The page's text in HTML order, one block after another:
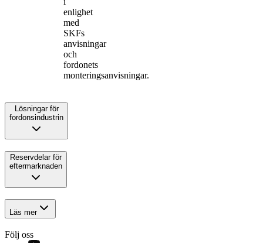
enlighet
med
SKFs
anvisningar
och
fordonets
monteringsanvisningar.
Lösningar för
fordonsindustrin
Reservdelar för
eftermarknaden
Läs mer
Följ oss